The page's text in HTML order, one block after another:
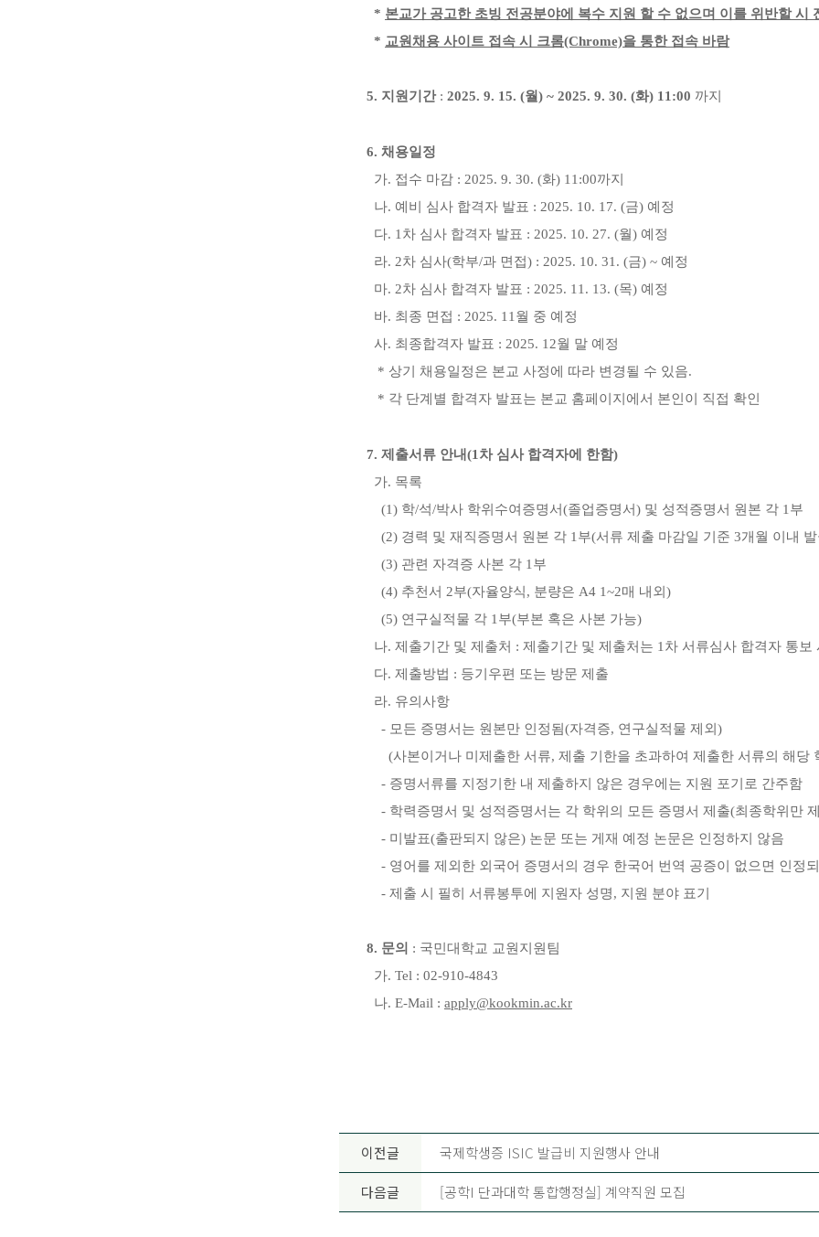
* 본교가 공고한 초빙 전공분야에 복수 지원 할 수 없으며 이를 위반할 시
* 교원채용 사이트 접속 시 크롬(Chrome)을 통한 접속 바람
5. 지원기간: 2025. 9. 15. (월) ~ 2025. 9. 30. (화) 11:00 까지
6. 채용일정
가. 접수 마감 : 2025. 9. 30. (화) 11:00까지
나. 예비 심사 합격자 발표 : 2025. 10. 17. (금) 예정
다. 1차 심사 합격자 발표 : 2025. 10. 27. (월) 예정
라. 2차 심사(학부/과 면접) : 2025. 10. 31. (금) ~ 예정
마. 2차 심사 합격자 발표 : 2025. 11. 13. (목) 예정
바. 최종 면접 : 2025. 11월 중 예정
사. 최종합격자 발표 : 2025. 12월 말 예정
* 상기 채용일정은 본교 사정에 따라 변경될 수 있음.
* 각 단계별 합격자 발표는 본교 홈페이지에서 본인이 직접 확인
7. 제출서류 안내(1차 심사 합격자에 한함)
가. 목록
(1) 학/석/박사 학위수여증명서(졸업증명서) 및 성적증명서 원본 각 1부
(2) 경력 및 재직증명서 원본 각 1부(서류 제출 마감일 기준 3개월 이내 발
(3) 관련 자격증 사본 각 1부
(4) 추천서 2부(자율양식, 분량은 A4 1~2매 내외 )
(5) 연구실적물 각 1부(부본 혹은 사본 가능)
나. 제출기간 및 제출처 : 제출기간 및 제출처는 1차 서류심사 합격자 통보
다. 제출방법 : 등기우편 또는 방문 제출
라. 유의사항
- 모든 증명서는 원본만 인정됨(자격증, 연구실적물 제외 )
(사본이거나 미제출한 서류, 제출 기한을 초과하여 제출한 서류의 해당
- 증명서류를 지정기한 내 제출하지 않은 경우에는 지원 포기로 간주함
- 학력증명서 및 성적증명서는 각 학위의 모든 증명서 제출(최종학위만
- 미발표(출판되지 않은) 논문 또는 게재 예정 논문은 인정하지 않음
- 영어를 제외한 외국어 증명서의 경우 한국어 번역 공증이 없으면 인정
- 제출 시 필히 서류봉투에 지원자 성명, 지원 분야 표기
8. 문의 : 국민대학교 교원지원팀
가. Tel : 02-910-4843
나. E-Mail : apply@kookmin.ac.kr
이전글 국제학생증 ISIC 발급비 지원행사 안내
다음글 [공학I 단과대학 통합행정실] 계약직원 모집